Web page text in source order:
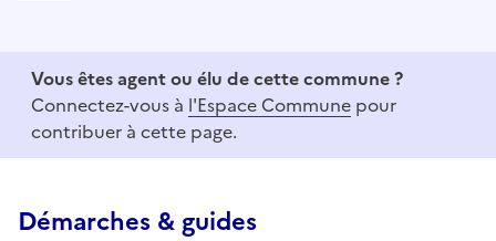
Vous êtes agent ou élu de cette commune ?
Connectez-vous à l'Espace Commune pour
contribuer à cette page.
Démarches & guides